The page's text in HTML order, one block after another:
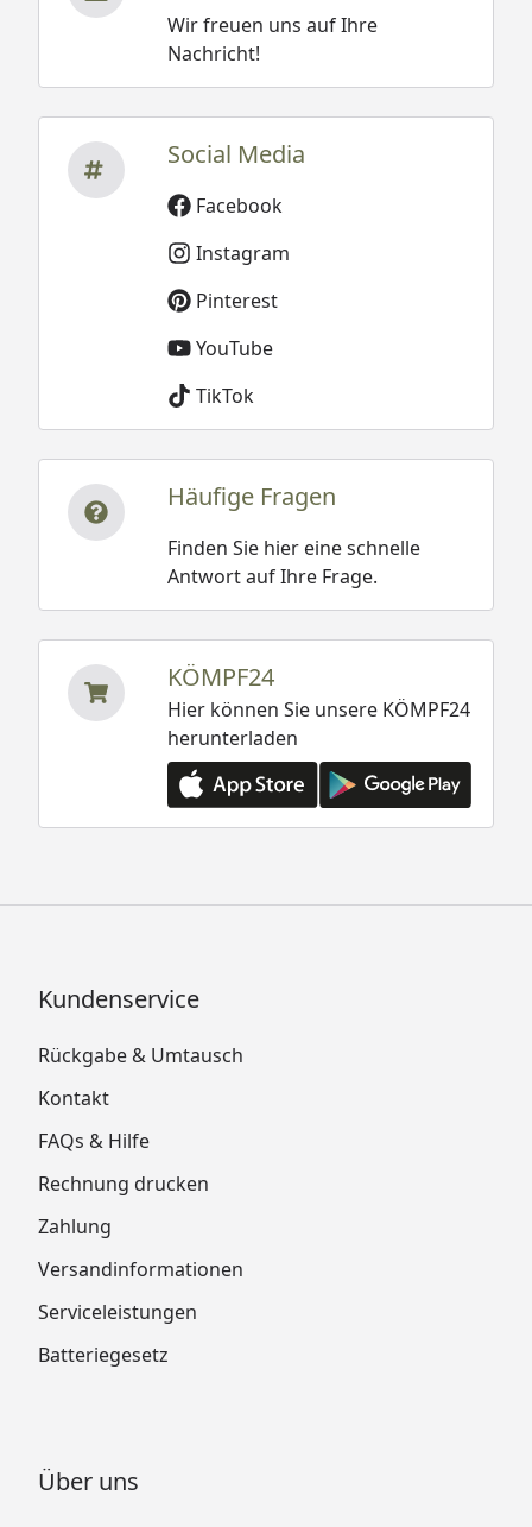
Wir freuen uns auf Ihre
Nachricht!
Social Media
Facebook
Instagram
Pinterest
YouTube
TikTok
Häufige Fragen
Finden Sie hier eine schnelle
Antwort auf Ihre Frage.
KÖMPF24
Hier können Sie unsere KÖMPF24
herunterladen
Kundenservice
Rückgabe & Umtausch
Kontakt
FAQs & Hilfe
Rechnung drucken
Zahlung
Versandinformationen
Serviceleistungen
Batteriegesetz
Über uns